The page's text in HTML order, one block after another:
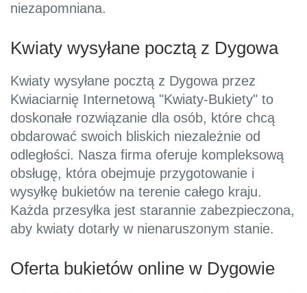
niezapomniana.
Kwiaty wysyłane pocztą z Dygowa
Kwiaty wysyłane pocztą z Dygowa przez
Kwiaciarnię Internetową "Kwiaty-Bukiety" to
doskonałe rozwiązanie dla osób, które chcą
obdarować swoich bliskich niezależnie od
odległości. Nasza firma oferuje kompleksową
obsługę, która obejmuje przygotowanie i
wysyłkę bukietów na terenie całego kraju.
Każda przesyłka jest starannie zabezpieczona,
aby kwiaty dotarły w nienaruszonym stanie.
Oferta bukietów online w Dygowie